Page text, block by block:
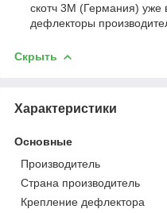
скотч 3М (Германия) уже
дефлекторы
Скрыть
Характеристики
Основные
Производитель
Страна производитель
Крепление дефлектора